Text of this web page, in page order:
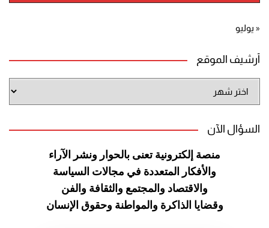
« يوليو
أرشيف الموقع
الموقع
السؤال الآن
منصة إلكترونية تعنى بالحوار ونشر الآراء
والأفكار المتعددة في مجالات السياسة
والاقتصاد والمجتمع والثقافة والفن
وقضايا الذاكرة والمواطنة وحقوق الإنسان